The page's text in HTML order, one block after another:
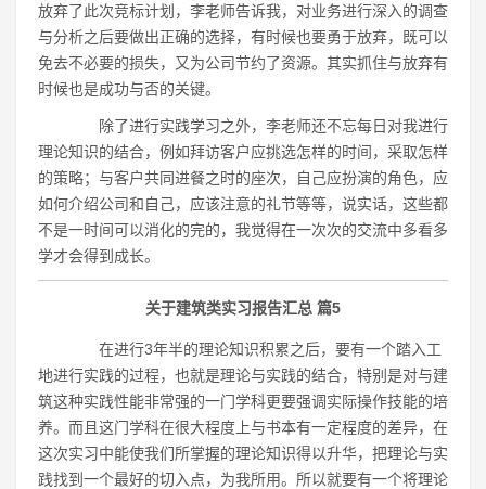
放弃了此次竞标计划，李老师告诉我，对业务进行深入的调查
与分析之后要做出正确的选择，有时候也要勇于放弃，既可以
免去不必要的损失，又为公司节约了资源。其实抓住与放弃有
时候也是成功与否的关键。
除了进行实践学习之外，李老师还不忘每日对我进行
理论知识的结合，例如拜访客户应挑选怎样的时间，采取怎样
的策略；与客户共同进餐之时的座次，自己应扮演的角色，应
如何介绍公司和自己，应该注意的礼节等等，说实话，这些都
不是一时间可以消化的完的，我觉得在一次次的交流中多看多
学才会得到成长。
关于建筑类实习报告汇总 篇5
在进行3年半的理论知识积累之后，要有一个踏入工
地进行实践的过程，也就是理论与实践的结合，特别是对与建
筑这种实践性能非常强的一门学科更要强调实际操作技能的培
养。而且这门学科在很大程度上与书本有一定程度的差异，在
这次实习中能使我们所掌握的理论知识得以升华，把理论与实
践找到一个最好的切入点，为我所用。所以就要有一个将理论